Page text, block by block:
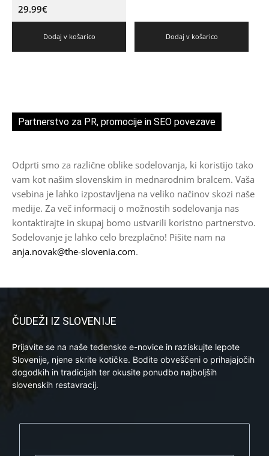
29.99€
Dodaj v košarico Dodaj v košarico
Partnerstvo za PR, promocije in SEO povezave
Odprti smo za različne oblike sodelovanja, ki koristijo tako
vam kot našim slovenskim in mednarodnim bralcem. Vaša
vsebina je lahko izpostavljena na veliko načinov skozi naše
medije. Za več informacij o možnostih sodelovanja nas
kontaktirajte in skupaj bomo ustvarili koristno partnerstvo.
Sodelovanje je lahko celo brezplačno! Pišite nam na
anja.novak@the-slovenia.com.
ČUDEŽI IZ SLOVENIJE
Prijavite se na naše tedenske e-novice in raziskujte lepote
Slovenije, njene skrite kotičke. Bodite obveščeni o prihajajočih
dogodkih in tradicijah ter okusite ponudbo najboljših
slovenskih restavracij.